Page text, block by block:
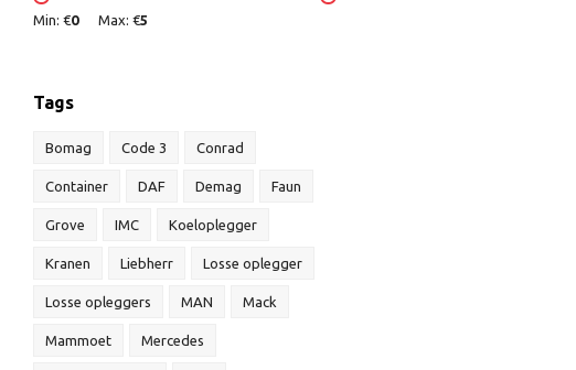
Min: €0 Max: €5
Tags
Bomag Code 3 Conrad
Container DAF Demag Faun
Grove IMC Koeloplegger
Kranen Liebherr Losse oplegger
Losse opleggers MAN Mack
Mammoet Mercedes